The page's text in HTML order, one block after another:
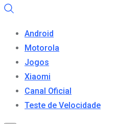
Android
Motorola
Jogos
Xiaomi
Canal Oficial
Teste de Velocidade